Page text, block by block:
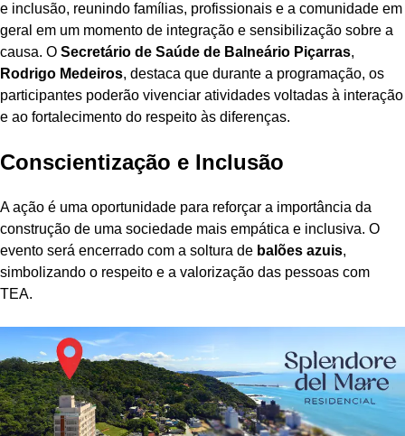
e inclusão, reunindo famílias, profissionais e a comunidade em
geral em um momento de integração e sensibilização sobre a
causa. O Secretário de Saúde de Balneário Piçarras,
Rodrigo Medeiros, destaca que durante a programação, os
participantes poderão vivenciar atividades voltadas à interação
e ao fortalecimento do respeito às diferenças.
Conscientização e Inclusão
A ação é uma oportunidade para reforçar a importância da
construção de uma sociedade mais empática e inclusiva. O
evento será encerrado com a soltura de balões azuis,
simbolizando o respeito e a valorização das pessoas com
TEA.